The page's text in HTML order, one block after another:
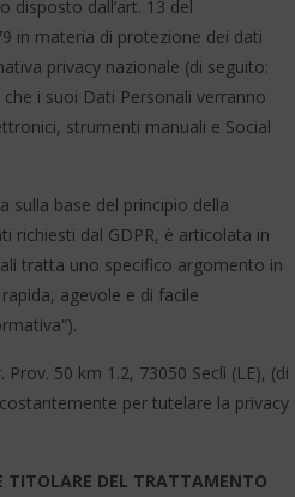
disposto dall’art. 13 del
in materia di protezione dei dati
privacy nazionale (di seguito:
i suoi Dati Personali verranno
strumenti manuali e Social
sulla base del principio della
richiesti dal GDPR, è articolata in
tratta uno specifico argomento in
agevole e di facile
50 km 1.2, 73050 Seclì (LE), (di
costantemente per tutelare la privacy
TITOLARE DEL TRATTAMENTO